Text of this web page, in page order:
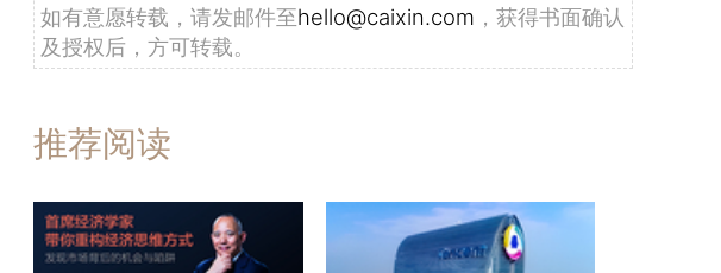
如有意愿转载，请发邮件至hello@caixin.com ，获得书面确认
及授权后，方可转载。
推荐阅读